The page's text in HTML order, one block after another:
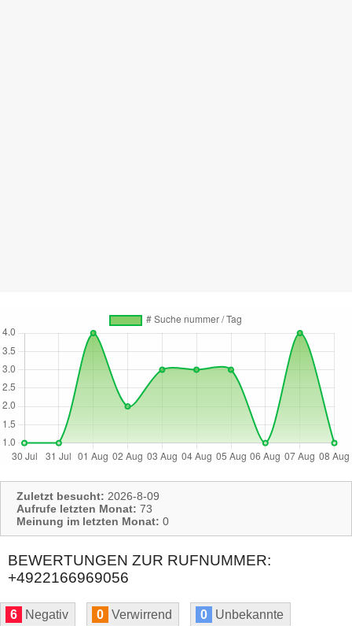
Zuletzt besucht: 2026-8-09
Aufrufe letzten Monat: 73
Meinung im letzten Monat: 0
BEWERTUNGEN ZUR RUFNUMMER:
+4922166969056
6 Negativ 0 Verwirrend 0 Unbekannte